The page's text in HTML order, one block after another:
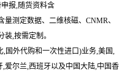
报,随货资料含
测定数据、二维核磁、CNMR、
,按需定制。
国外代购和一次性进口)业务,美国,
,爱尔兰,西班牙以及中国大陆,中国香